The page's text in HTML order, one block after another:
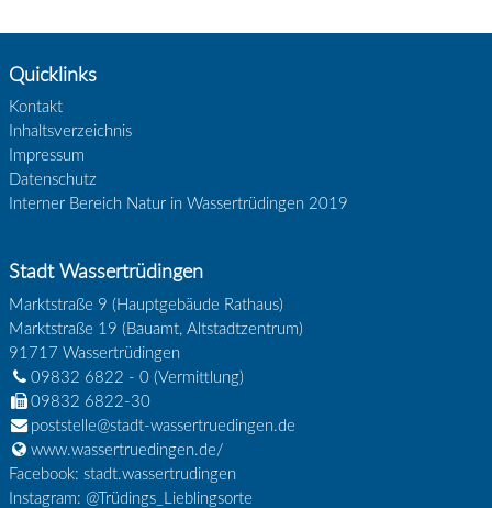
Quicklinks
Kontakt
Inhaltsverzeichnis
Impressum
Datenschutz
Interner Bereich Natur in Wassertrüdingen 2019
Stadt Wassertrüdingen
Marktstraße 9 (Hauptgebäude Rathaus)
Marktstraße 19 (Bauamt, Altstadtzentrum)
91717 Wassertrüdingen
09832 6822 - 0(Vermittlung)
09832 6822-30
poststelle@stadt-wassertruedingen.de
www.wassertruedingen.de/
Facebook: stadt.wassertrudingen
Instagram: @Trüdings_Lieblingsorte